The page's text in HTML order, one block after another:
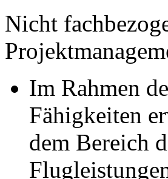
Nicht
Im Rahmen
Fähigkeiten
dem Bereich